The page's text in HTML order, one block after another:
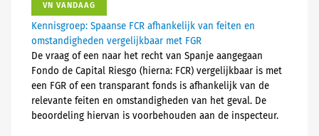
VN VANDAAG
Kennisgroep: Spaanse FCR afhankelijk van feiten en
omstandigheden vergelijkbaar met FGR
De vraag of een naar het recht van Spanje aangegaan
Fondo de Capital Riesgo (hierna: FCR) vergelijkbaar is met
een FGR of een transparant fonds is afhankelijk van de
relevante feiten en omstandigheden van het geval. De
beoordeling hiervan is voorbehouden aan de inspecteur.